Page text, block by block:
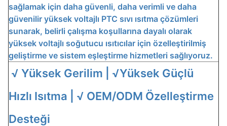
sağlamak için daha güvenli, daha verimli ve daha
güvenilir yüksek voltajlı PTC sıvı ısıtma çözümleri
sunarak, belirli çalışma koşullarına dayalı olarak
yüksek voltajlı soğutucu ısıtıcılar için özelleştirilmiş
geliştirme ve sistem eşleştirme hizmetleri sağlıyoruz.
√ Yüksek Gerilim | √Yüksek Güçlü
Hızlı Isıtma | √ OEM/ODM Özelleştirme
Desteği